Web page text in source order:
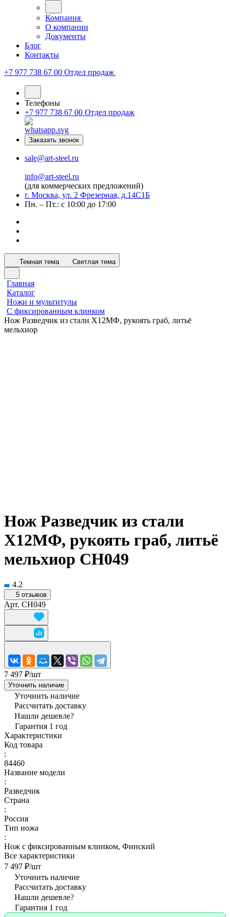
Компания
О компании
Документы
Блог
Контакты
+7 977 738 67 00 Отдел продаж
Телефоны
+7 977 738 67 00 Отдел продаж
Заказать звонок
sale@art-steel.ru
info@art-steel.ru
(для коммерческих предложений)
г. Москва, ул. 2 Фрезерная, д.14С1Б
Пн. – Пт.: с 10:00 до 17:00
Темная тема Светлая тема
Главная
Каталог
Ножи и мультитулы
С фиксированным клинком
Нож Разведчик из стали Х12МФ, рукоять граб, литьё
мельхиор
Нож Разведчик из стали
Х12МФ, рукоять граб, литьё
мельхиор CH049
4.2
5 отзывов
Арт. CH049
7 497 ₽/шт
Уточнить наличие
Уточнить наличие
Рассчитать доставку
Нашли дешевле?
Гарантия 1 год
Характеристики
Код товара
:
84460
Название модели
:
Разведчик
Страна
:
Россия
Тип ножа
:
Нож с фиксированным клинком, Финский
Все характеристики
7 497 ₽/шт
Уточнить наличие
Рассчитать доставку
Нашли дешевле?
Гарантия 1 год